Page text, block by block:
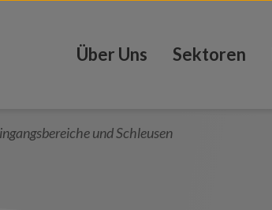
Über Uns Sektoren
und Schleusen